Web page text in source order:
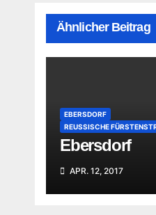
Ähnlicher Beitrag
EBERSDORF
REUSSISCHE
Ebersdorf
APR. 12, 2017